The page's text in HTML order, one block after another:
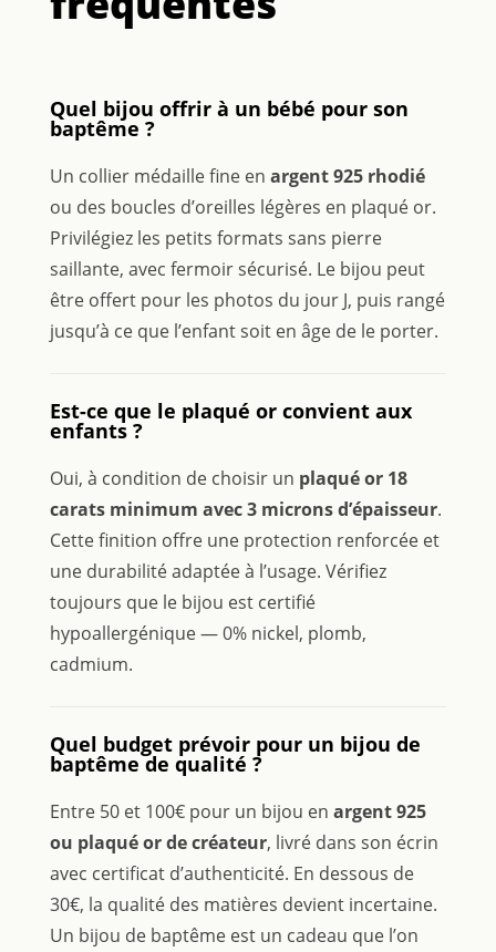
Quel bijou offrir à un bébé pour son
baptême ?
Un collier médaille fine en argent 925 rhodié
ou des boucles d’oreilles légères en plaqué or.
Privilégiez les petits formats sans pierre
saillante, avec fermoir sécurisé. Le bijou peut
être offert pour les photos du jour J, puis rangé
jusqu’à ce que l’enfant soit en âge de le porter.
Est-ce que le plaqué or convient aux
enfants ?
Oui, à condition de choisir un plaqué or 18
carats minimum avec 3 microns d’épaisseur.
Cette finition offre une protection renforcée et
une durabilité adaptée à l’usage. Vérifiez
toujours que le bijou est certifié
hypoallergénique — 0% nickel, plomb,
cadmium.
Quel budget prévoir pour un bijou de
baptême de qualité ?
Entre 50 et 100€ pour un bijou en argent 925
ou plaqué or de créateur, livré dans son écrin
avec certificat d’authenticité. En dessous de
30€, la qualité des matières devient incertaine.
Un bijou de baptême est un cadeau que l’on